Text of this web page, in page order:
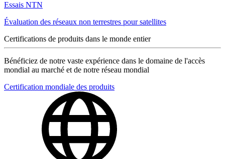
Essais NTN
Évaluation des réseaux non terrestres pour satellites
Certifications de produits dans le monde entier
Bénéficiez de notre vaste expérience dans le domaine de l'accès
mondial au marché et de notre réseau mondial
Certification mondiale des produits